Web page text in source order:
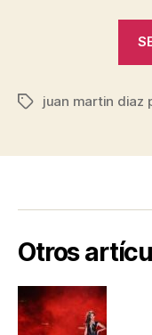
Etiquetas
juan martin diaz
Otros